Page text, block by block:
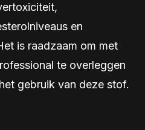
en
is raadzaam om met
te overleggen
gebruik van deze stof.